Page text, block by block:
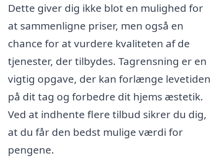
Dette giver dig ikke blot en mulighed for
at sammenligne priser, men også en
chance for at vurdere kvaliteten af de
tjenester, der tilbydes. Tagrensning er en
vigtig opgave, der kan forlænge levetiden
på dit tag og forbedre dit hjems æstetik.
Ved at indhente flere tilbud sikrer du dig,
at du får den bedst mulige værdi for
pengene.